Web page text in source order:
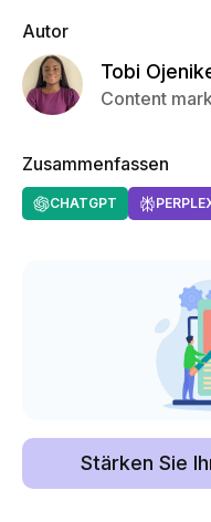
Autor
Tobi
Content
Zusammenfassen
CHATGPT
Stärken Sie